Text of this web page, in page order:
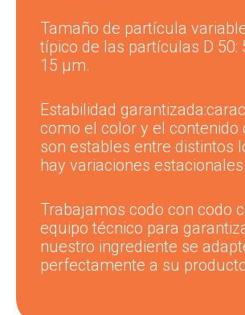
Tamaño de partícula
típico de las partículas D 50:
15 μm.
Estabilidad garantizada:
como el color y el contenido
son estables entre distintos
hay variaciones estacionales.
Trabajamos codo con codo
equipo técnico para
nuestro ingrediente se
perfectamente a su